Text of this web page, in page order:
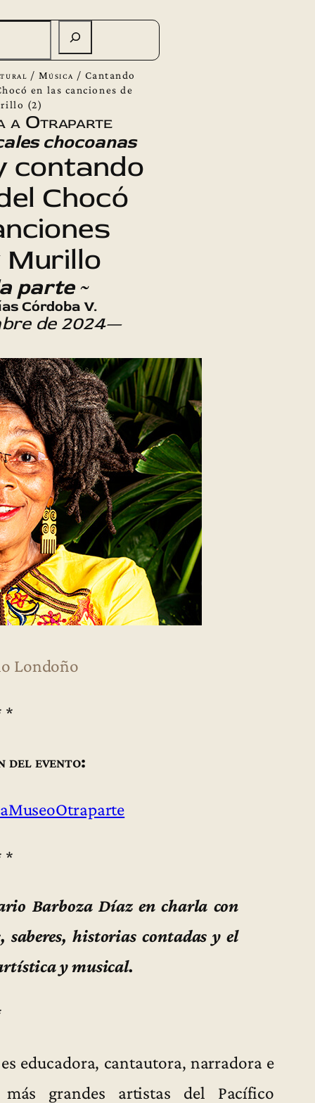
/ Música / Cantando
en las canciones de
(2)
a Otraparte
chocoanas
contando
Chocó
Murillo
parte ~
Córdoba V.
de 2024—
Londoño
*
del evento:
*
Barboza Díaz en charla con
historias contadas y el
y musical.
educadora, cantautora, narradora e
grandes artistas del Pacífico